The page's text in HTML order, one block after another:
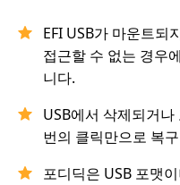
EFI USB가 마운트되
접근할 수 없는 경우
니다.
USB에서 삭제되거
번의 클릭만으로 복
포디딕은 USB 포맷